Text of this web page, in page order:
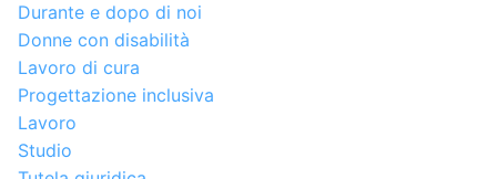
Durante e dopo di noi
Donne con disabilità
Lavoro di cura
Progettazione inclusiva
Lavoro
Studio